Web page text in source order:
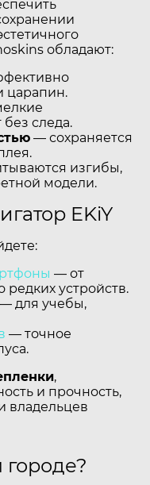
обладают:
царапин.
следа.
— сохраняется
изгибы,
модели.
EKiY
— от
устройств.
— для учебы,
— точное
,
и прочность,
владельцев
городе?